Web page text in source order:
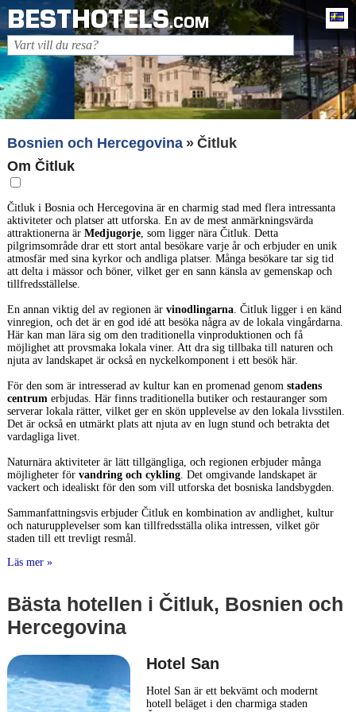
BESTHOTELS.COM
Bosnien och Hercegovina
Čitluk
Om Čitluk
Čitluk i Bosnia och Hercegovina är en charmig stad med flera intressanta
aktiviteter och platser att utforska. En av de mest anmärkningsvärda
attraktionerna är Medjugorje, som ligger nära Čitluk. Detta
pilgrimsområde drar ett stort antal besökare varje år och erbjuder en unik
atmosfär med sina kyrkor och andliga platser. Många besökare tar sig tid
att delta i mässor och böner, vilket ger en sann känsla av gemenskap och
tillfredsställelse.
En annan viktig del av regionen är vinodlingarna. Čitluk ligger i en känd
vinregion, och det är en god idé att besöka några av de lokala vingårdarna.
Här kan man lära sig om den traditionella vinproduktionen och få
möjlighet att provsmaka lokala viner. Att dra sig tillbaka till naturen och
njuta av landskapet är också en nyckelkomponent i ett besök här.
För den som är intresserad av kultur kan en promenad genom stadens
centrumerbjudas. Här finns traditionella butiker och restauranger som
serverar lokala rätter, vilket ger en skön upplevelse av den lokala livsstilen.
Det är också en utmärkt plats att njuta av en lugn stund och betrakta det
vardagliga livet.
Naturnära aktiviteter är lätt tillgängliga, och regionen erbjuder många
möjligheter för vandring och cykling. Det omgivande landskapet är
vackert och idealiskt för den som vill utforska det bosniska landsbygden.
Sammanfattningsvis erbjuder Čitluk en kombination av andlighet, kultur
och naturupplevelser som kan tillfredsställa olika intressen, vilket gör
staden till ett trevligt resmål.
Läs mer »
Bästa hotellen i Čitluk, Bosnien och
Hercegovina
Hotel San
Hotel San är ett bekvämt och modernt
hotell beläget i den charmiga staden